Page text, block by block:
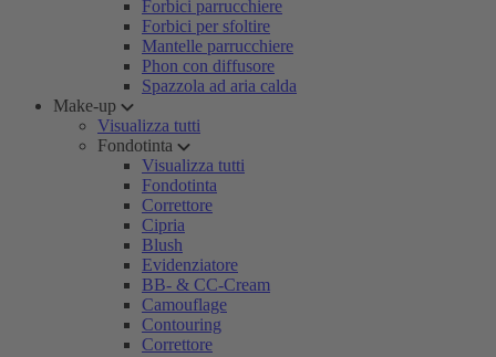
Forbici parrucchiere
Forbici per sfoltire
Mantelle parrucchiere
Phon con diffusore
Spazzola ad aria calda
Make-up
Visualizza tutti
Fondotinta
Visualizza tutti
Fondotinta
Correttore
Cipria
Blush
Evidenziatore
BB- & CC-Cream
Camouflage
Contouring
Correttore